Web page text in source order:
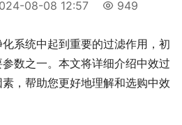
08-08 12:57 949
系统中起到重要的过滤作用，初
数之一。本文将详细介绍中效过
，帮助您更好地理解和选购中效